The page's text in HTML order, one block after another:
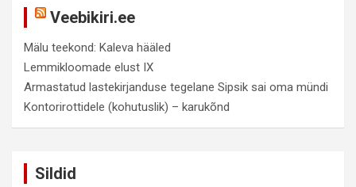
Veebikiri.ee
Mälu teekond: Kaleva hääled
Lemmikloomade elust IX
Armastatud lastekirjanduse tegelane Sipsik sai oma mündi
Kontorirottidele (kohutuslik) – karukõnd
Sildid